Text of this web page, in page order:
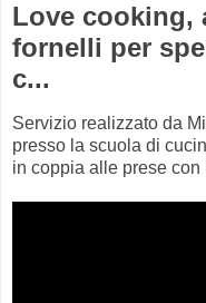
Love cooking,
fornelli per
c...
Servizio realizzato da
presso la scuola di
in coppia alle prese